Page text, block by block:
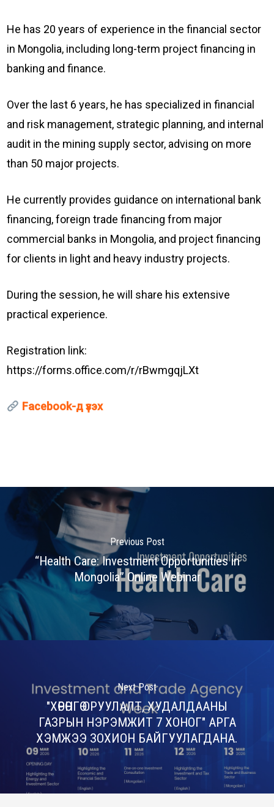
He has 20 years of experience in the financial sector
in Mongolia, including long-term project financing in
banking and finance.
Over the last 6 years, he has specialized in financial
and risk management, strategic planning, and internal
audit in the mining supply sector, advising on more
than 50 major projects.
He currently provides guidance on international bank
financing, foreign trade financing from major
commercial banks in Mongolia, and project financing
for clients in light and heavy industry projects.
During the session, he will share his extensive
practical experience.
Registration link:
https://forms.office.com/r/rBwmgqjLXt
Facebook-д үзэх
Previous Post
“Health Care: Investment Opportunities in
Mongolia” Online Webinar
Next Post
"ХӨРӨНГӨ ОРУУЛАЛТ, ХУДАЛДААНЫ
ГАЗРЫН НЭРЭМЖИТ 7 ХОНОГ" АРГА
ХЭМЖЭЭ ЗОХИОН БАЙГУУЛАГДАНА.